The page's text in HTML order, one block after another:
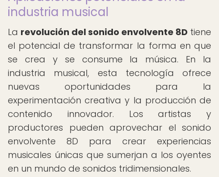
industria musical
La revolución del sonido envolvente 8D tiene
el potencial de transformar la forma en que
se crea y se consume la música. En la
industria musical, esta tecnología ofrece
nuevas oportunidades para la
experimentación creativa y la producción de
contenido innovador. Los artistas y
productores pueden aprovechar el sonido
envolvente 8D para crear experiencias
musicales únicas que sumerjan a los oyentes
en un mundo de sonidos tridimensionales.